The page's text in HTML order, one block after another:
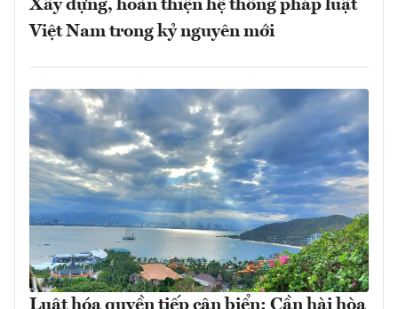
Xây dựng, hoàn thiện hệ thống pháp luật
Việt Nam trong kỷ nguyên mới